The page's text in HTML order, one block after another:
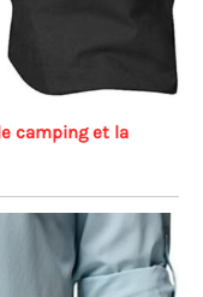
camping et la